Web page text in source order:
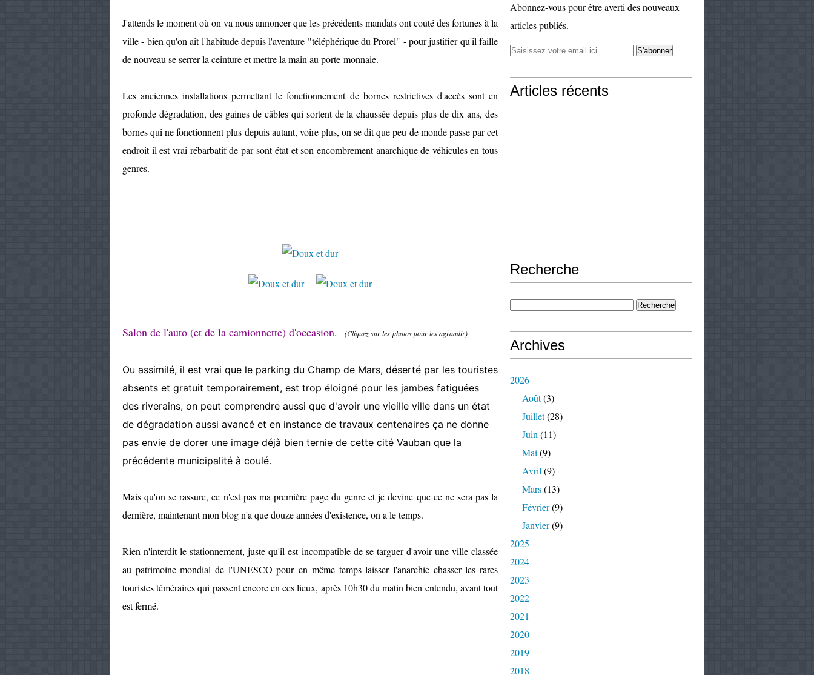
J'attends le moment où on va nous annoncer que les précédents mandats ont couté des fortunes à la
ville - bien qu'on ait l'habitude depuis l'aventure "téléphérique du Prorel" - pour justifier qu'il faille
de nouveau se serrer la ceinture et mettre la main au porte-monnaie.
Les anciennes installations permettant le fonctionnement de bornes restrictives d'accès sont en
profonde dégradation, des gaines de câbles qui sortent de la chaussée depuis plus de dix ans, des
bornes qui ne fonctionnent plus depuis autant, voire plus, on se dit que peu de monde passe par cet
endroit il est vrai rébarbatif de par sont état et son encombrement anarchique de véhicules en tous
genres.
Salon de l'auto (et de la camionnette) d'occasion. (Cliquez sur les photos pour les agrandir)
Ou assimilé, il est vrai que le parking du Champ de Mars, déserté par les touristes
absents et gratuit temporairement, est trop éloigné pour les jambes fatiguées
des riverains, on peut comprendre aussi que d'avoir une vieille ville dans un état
de dégradation aussi avancé et en instance de travaux centenaires ça ne donne
pas envie de dorer une image déjà bien ternie de cette cité Vauban que la
précédente municipalité à coulé.
Mais qu'on se rassure, ce n'est pas ma première page du genre et je devine que ce ne sera pas la
dernière, maintenant mon blog n'a que douze années d'existence, on a le temps.
Rien n'interdit le stationnement, juste qu'il est incompatible de se targuer d'avoir une ville classée
au patrimoine mondial de l'UNESCO pour en même temps laisser l'anarchie chasser les rares
touristes téméraires qui passent encore en ces lieux, après 10h30 du matin bien entendu, avant tout
est fermé.
Abonnez-vous pour être averti des nouveaux
articles publiés.
Articles récents
Recherche
Archives
2026
Août(3)
Juillet(28)
Juin (11)
Mai (9)
Avril (9)
Mars(13)
Février(9)
Janvier(9)
2025
2024
2023
2022
2021
2020
2019
2018